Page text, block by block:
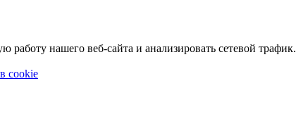
нашего веб-сайта и анализировать сетевой трафик.
cookie